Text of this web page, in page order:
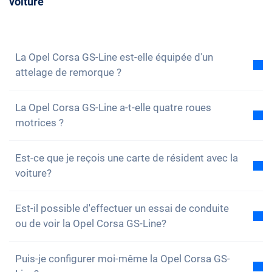
La Opel Corsa GS-Line est-elle équipée d'un
attelage de remorque ?
remorque. Cependant, tu as la possibilité de
l'installer toi-même.
La Opel Corsa GS-Line a-t-elle quatre roues
motrices ?
pas de quatre roues motrices. Cependant, la voiture
est bien équipée.
Est-ce que je reçois une carte de résident avec la
voiture?
ton canton de résidence. Par conséquent, il n'y a
aucun problème pour obtenir une carte de résident.
Est-il possible d'effectuer un essai de conduite
ou de voir la Opel Corsa GS-Line?
faire un essai. Selon le modèle, il est toutefois
Puis-je configurer moi-même la Opel Corsa GS-